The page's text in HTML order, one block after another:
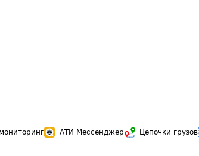
АТИ Мессенджер Цепочки грузов